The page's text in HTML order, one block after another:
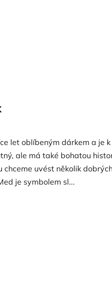
let oblíbeným dárkem a je
ale má také bohatou
chceme uvést několik
je symbolem sl...